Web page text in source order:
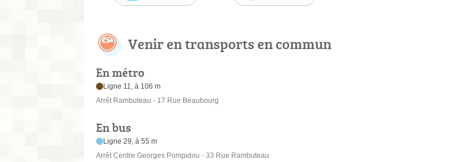
Venir en transports en commun
En métro
Ligne 11, à 106 m
Arrêt Rambuteau - 17 Rue Beaubourg
En bus
Ligne 29, à 55 m
Arrêt Centre Georges Pompidou - 33 Rue Rambuteau